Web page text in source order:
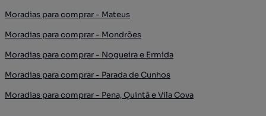
Moradias para comprar - Mateus
Moradias para comprar - Mondrões
Moradias para comprar - Nogueira e Ermida
Moradias para comprar - Parada de Cunhos
Moradias para comprar - Pena, Quintã e Vila Cova